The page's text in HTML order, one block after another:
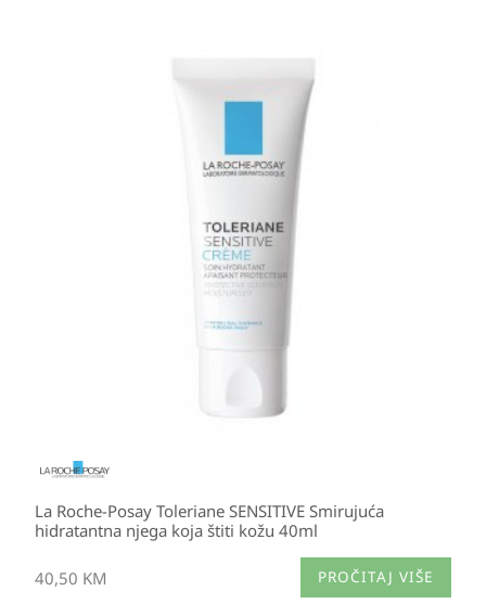
La Roche-Posay Toleriane SENSITIVE Smirujuća
hidratantna njega koja štiti kožu 40ml
40,50 KM PROČITAJ VIŠE